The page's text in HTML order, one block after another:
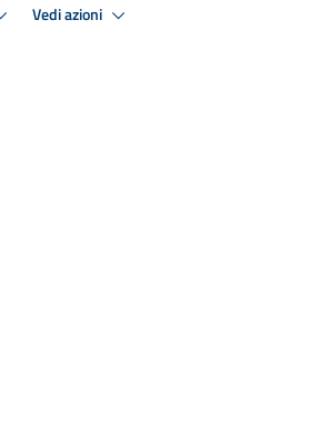
Vedi azioni